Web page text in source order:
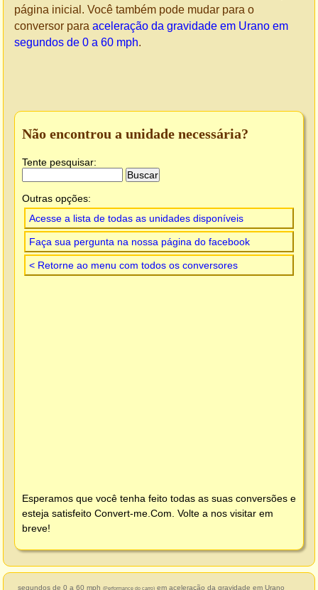
página inicial. Você também pode mudar para o
conversor para aceleração da gravidade em Urano em
segundos de 0 a 60 mph.
Não encontrou a unidade necessária?
Tente pesquisar:
Outras opções:
Acesse a lista de todas as unidades disponíveis
Faça sua pergunta na nossa página do facebook
< Retorne ao menu com todos os conversores
Esperamos que você tenha feito todas as suas conversões e
esteja satisfeito Convert-me.Com . Volte a nos visitar em
breve!
segundos de 0 a 60 mph (Performance do carro) em aceleração da gravidade em Urano